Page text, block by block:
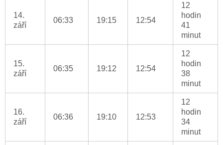
14.
září
06:33 19:15 12:54
12
hodin
41
minut
15.
září
06:35 19:12 12:54
12
hodin
38
minut
16.
září
06:36 19:10 12:53
12
hodin
34
minut